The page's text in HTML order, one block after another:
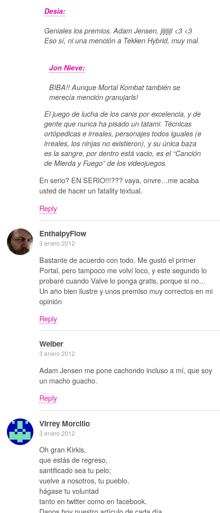
Desia:
Geniales los premios. Adam Jensen, jijijiji <3 <3
Eso sí, ni una mención a Tekken Hybrid, muy mal.
Jon Nieve:
BIBA!! Aunque Mortal Kombat también se
merecía mención granujarls!
El juego de lucha de los canis por excelencia, y de
gente que nunca ha pisado un tatami. Técnicas
ortópedicas e irreales, personajes todos iguales (e
irreales, los ninjas no existieron), y su única baza
es la sangre, por dentro está vacio, es el “Canción
de Mierda y Fuego” de los videojuegos.
En serio? EN SERIO!!!??? vaya, onvre…me acaba
usted de hacer un fatality textual.
Reply
EnthalpyFlow
3 enero 2012
Bastante de acuerdo con todo. Me gustó el primer
Portal, pero tampoco me volví loco, y este segundo lo
probaré cuando Valve lo ponga gratis, porque si no…
Un año bien ilustre y unos premiso muy correctos en mi
opinión
Reply
Weiber
3 enero 2012
Adam Jensen me pone cachondo incluso a mí, que soy
un macho guacho.
Reply
Virrey Morcillo
3 enero 2012
Oh gran Kirkis,
que estás de regreso,
santificado sea tu pelo;
vuelve a nosotros, tu pueblo,
hágase tu voluntad
tanto en twitter como en facebook.